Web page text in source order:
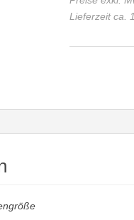
Lieferzeit ca.